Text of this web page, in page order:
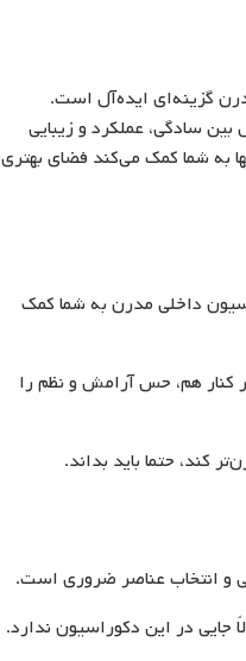
گزینه‌ای ایده‌آل است.
سادگی، عملکرد و زیبایی
به شما کمک می‌کند فضای بهتری
داخلی مدرن به شما کمک
کنار هم، حس آرامش و نظم را
کند، حتما باید بداند.
و انتخاب عناصر ضروری است.
جایی در این دکوراسیون ندارد.